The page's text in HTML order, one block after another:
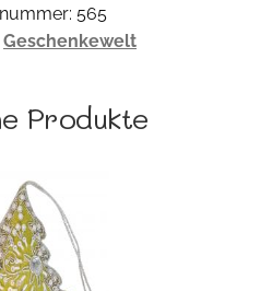
565
Geschenkewelt
Produkte